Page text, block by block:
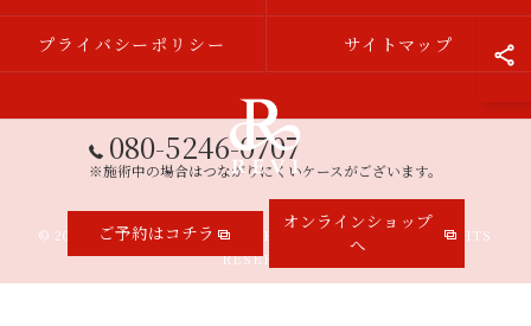
080-5246-0707
※施術中の場合はつながりにくいケースがございます。
ご予約はコチラ
オンラインショップ
へ
プライバシーポリシー サイトマップ
© 2026 三重県伊勢市のエステならREVISHOP 伊勢店 ALL RIGHTS
RESERVED.